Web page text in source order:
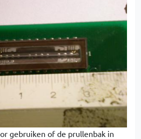
gebruiken of de prullenbak in